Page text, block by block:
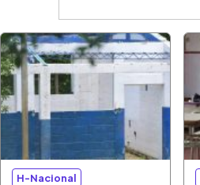
H-Nacional